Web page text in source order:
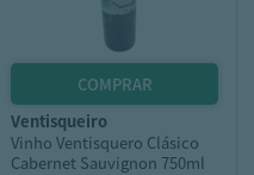
ventisqueiro
Vinho Ventisquero Clásico
Cabernet Sauvignon 750ml